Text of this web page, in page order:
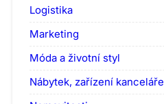
Logistika
Marketing
Móda a životní styl
Nábytek, zařízení kanceláře